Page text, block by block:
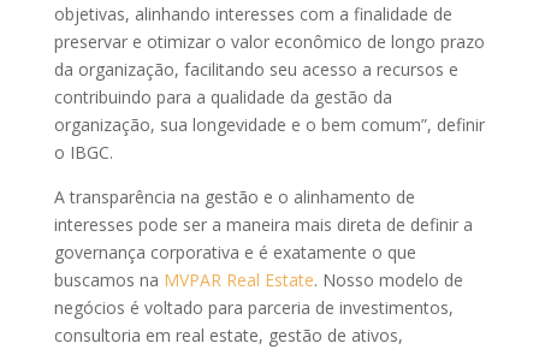
objetivas, alinhando interesses com a finalidade de
preservar e otimizar o valor econômico de longo prazo
da organização, facilitando seu acesso a recursos e
contribuindo para a qualidade da gestão da
organização, sua longevidade e o bem comum”, definir
o IBGC.
A transparência na gestão e o alinhamento de
interesses pode ser a maneira mais direta de definir a
governança corporativa e é exatamente o que
buscamos na MVPAR Real Estate. Nosso modelo de
negócios é voltado para parceria de investimentos,
consultoria em real estate, gestão de ativos,